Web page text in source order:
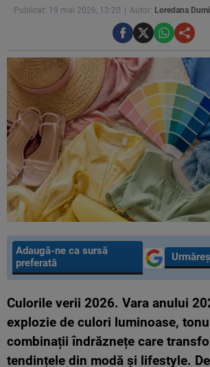
Publicat: 19 mai 2026, 13:20 Autor: Loredana
Adaugă-ne ca sursă
preferată
Culorile verii 2026. Vara anului
explozie de culori luminoase,
combinații îndrăznețe care
tendințele din modă și lifestyle.